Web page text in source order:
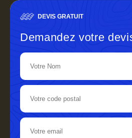
DEVIS GRATUIT
Demandez votre